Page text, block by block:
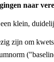
naar
klein,
zijn om